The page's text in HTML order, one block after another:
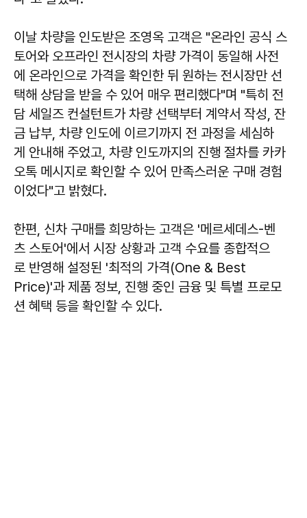
이날 차량을 인도받은 조영옥 고객은 "온라인 공식 스
토어와 오프라인 전시장의 차량 가격이 동일해 사전
에 온라인으로 가격을 확인한 뒤 원하는 전시장만 선
택해 상담을 받을 수 있어 매우 편리했다"며 "특히 전
담 세일즈 컨설턴트가 차량 선택부터 계약서 작성, 잔
금 납부, 차량 인도에 이르기까지 전 과정을 세심하
게 안내해 주었고, 차량 인도까지의 진행 절차를 카카
오톡 메시지로 확인할 수 있어 만족스러운 구매 경험
이었다"고 밝혔다.
한편, 신차 구매를 희망하는 고객은 '메르세데스-벤
츠 스토어'에서 시장 상황과 고객 수요를 종합적으
로 반영해 설정된 '최적의 가격(One & Best
Price)'과 제품 정보, 진행 중인 금융 및 특별 프로모
션 혜택 등을 확인할 수 있다.